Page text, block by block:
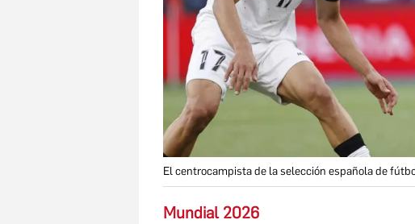
El centrocampista de la selección española de
Mundial 2026